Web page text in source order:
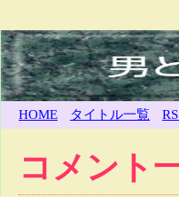
HOME タイトル一覧
コメント